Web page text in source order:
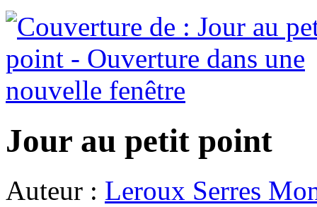
Jour au petit point
Auteur : Leroux Serres